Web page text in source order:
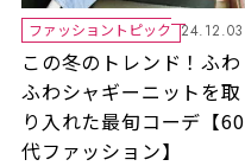
ファッショントピック 24.12.03
この冬のトレンド！ふわ
ふわシャギーニットを取
り入れた最旬コーデ【60
代ファッション】